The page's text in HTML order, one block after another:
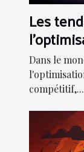
Les
Dans le
compétitif,...